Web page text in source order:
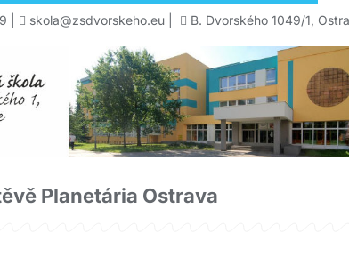
skola@zsdvorskeho.eu B. Dvorského 1049/1,
Planetária Ostrava